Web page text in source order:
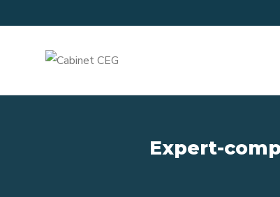
Expert-